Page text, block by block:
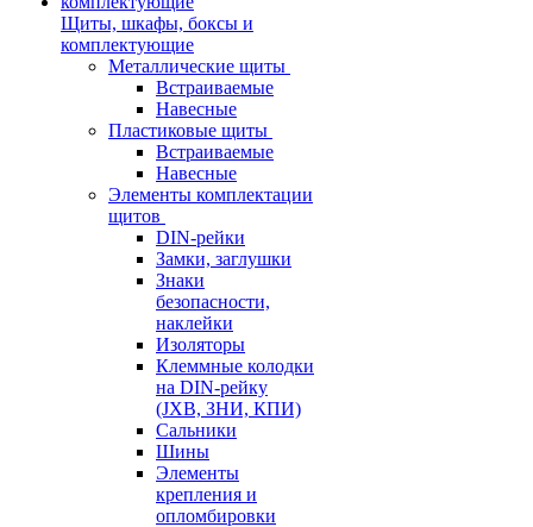
Щиты, шкафы, боксы и
комплектующие
Металлические щиты
Встраиваемые
Навесные
Пластиковые щиты
Встраиваемые
Навесные
Элементы комплектации
щитов
DIN-рейки
Замки, заглушки
Знаки
безопасности,
наклейки
Изоляторы
Клеммные колодки
на DIN-рейку
(JXB, ЗНИ, КПИ)
Сальники
Шины
Элементы
крепления и
опломбировки